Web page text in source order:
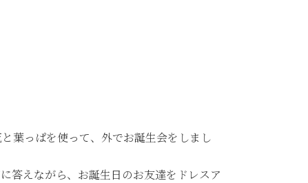
葉っぱを使って、外でお誕生会をしまし
答えながら、お誕生日のお友達をドレスア